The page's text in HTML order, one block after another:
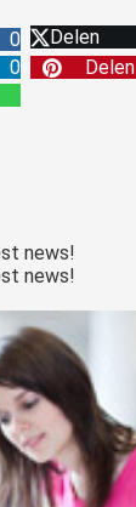
0 Delen
0 Delen
news!
news!